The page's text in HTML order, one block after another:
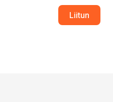
Liitun